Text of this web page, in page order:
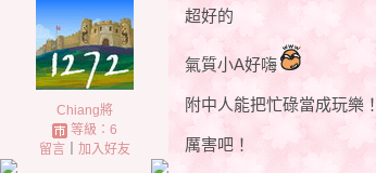
Chiang將
等級：6
留言｜ 加入好友
超好的
氣質小A好嗨
附中人能把忙碌當成玩樂！
厲害吧！